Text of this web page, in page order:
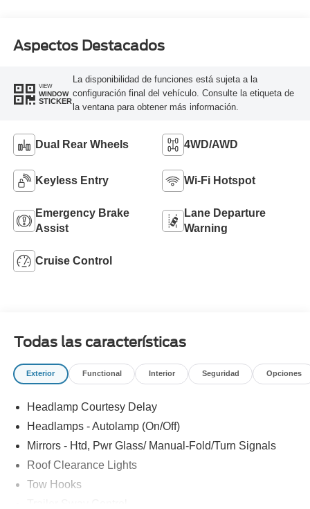
Aspectos Destacados
VIEW
WINDOW
STICKER
La disponibilidad de funciones está sujeta a la
configuración final del vehículo. Consulte la etiqueta de
la ventana para obtener más información.
Dual Rear Wheels 4WD/AWD
Keyless Entry Wi-Fi Hotspot
Emergency Brake
Assist
Lane Departure
Warning
Cruise Control
Todas las características
Exterior Functional Interior Seguridad Opciones
Headlamp Courtesy Delay
Headlamps - Autolamp (On/Off)
Mirrors - Htd, Pwr Glass/ Manual-Fold/Turn Signals
Roof Clearance Lights
Tow Hooks